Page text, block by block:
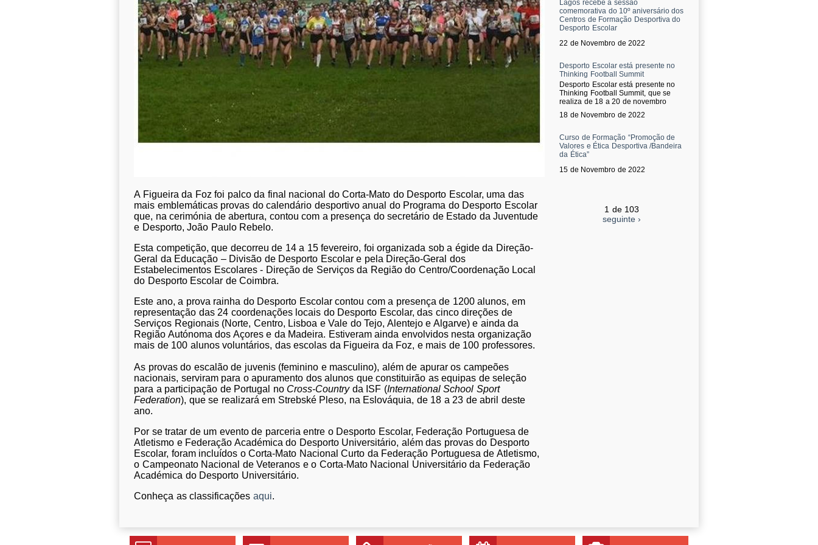
A Figueira da Foz foi palco da final nacional do Corta-Mato do Desporto Escolar, uma das
mais emblemáticas provas do calendário desportivo anual do Programa do Desporto Escolar
que, na cerimónia de abertura, contou com a presença do secretário de Estado da Juventude
e Desporto, João Paulo Rebelo.
Esta competição, que decorreu de 14 a 15 fevereiro, foi organizada sob a égide da Direção-
Geral da Educação – Divisão de Desporto Escolar e pela Direção-Geral dos
Estabelecimentos Escolares - Direção de Serviços da Região do Centro/Coordenação Local
do Desporto Escolar de Coimbra.
Este ano, a prova rainha do Desporto Escolar contou com a presença de 1200 alunos, em
representação das 24 coordenações locais do Desporto Escolar, das cinco direções de
Serviços Regionais (Norte, Centro, Lisboa e Vale do Tejo, Alentejo e Algarve) e ainda da
Região Autónoma dos Açores e da Madeira. Estiveram ainda envolvidos nesta organização
mais de 100 alunos voluntários, das escolas da Figueira da Foz, e mais de 100 professores.
As provas do escalão de juvenis (feminino e masculino), além de apurar os campeões
nacionais, serviram para o apuramento dos alunos que constituirão as equipas de seleção
para a participação de Portugal no Cross-Countryda ISF (International School Sport
Federation), que se realizará em Strebské Pleso, na Eslováquia, de 18 a 23 de abril deste
ano.
Por se tratar de um evento de parceria entre o Desporto Escolar, Federação Portuguesa de
Atletismo e Federação Académica do Desporto Universitário, além das provas do Desporto
Escolar, foram incluídos o Corta-Mato Nacional Curto da Federação Portuguesa de Atletismo,
o Campeonato Nacional de Veteranos e o Corta-Mato Nacional Universitário da Federação
Académica do Desporto Universitário.
Conheça as classificações aqui.
Lagos recebe a sessão
comemorativa do 10º aniversário dos
Centros de Formação Desportiva do
Desporto Escolar
22 de Novembro de 2022
Desporto Escolar está presente no
Thinking Football Summit
Desporto Escolar está presente no
Thinking Football Summit, que se
realiza de 18 a 20 de novembro
18 de Novembro de 2022
Curso de Formação “Promoção de
Valores e Ética Desportiva /Bandeira
da Ética”
15 de Novembro de 2022
1 de 103
seguinte ›